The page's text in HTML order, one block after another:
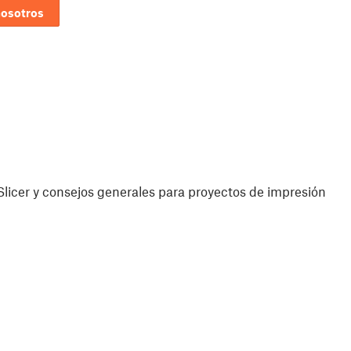
y consejos generales para proyectos de impresión